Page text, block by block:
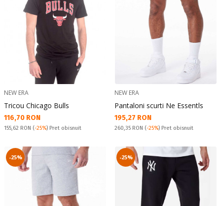
NEW ERA
Tricou Chicago Bulls
Текуща цена:
116,70 RON
Pret obisnuit:
155,62 RON (-25%) Pret obisnuit
NEW ERA
Pantaloni scurti Ne Essentls
Текуща цена:
195,27 RON
Pret obisnuit:
260,35 RON (-25%) Pret obisnuit
-25% -25%